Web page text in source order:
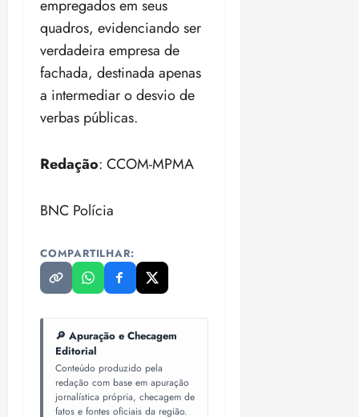
empregados em seus
quadros, evidenciando ser
verdadeira empresa de
fachada, destinada apenas
a intermediar o desvio de
verbas públicas.
Redação: CCOM-MPMA
BNC Polícia
COMPARTILHAR:
🔎 Apuração e Checagem
Editorial
Conteúdo produzido pela
redação com base em apuração
jornalística própria, checagem de
fatos e fontes oficiais da região.